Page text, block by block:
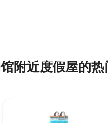
价
附近度假屋的